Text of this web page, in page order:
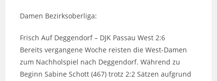
Damen Bezirksoberliga:
Frisch Auf Deggendorf – DJK Passau West 2:6
Bereits vergangene Woche reisten die West-Damen
zum Nachholspiel nach Deggendorf. Während zu
Beginn Sabine Schott (467) trotz 2:2 Sätzen aufgrund